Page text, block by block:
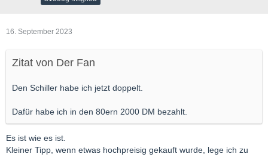
16. September 2023
Zitat von Der Fan
Den Schiller habe ich jetzt doppelt.
Dafür habe ich in den 80ern 2000 DM bezahlt.
Es ist wie es ist.
Kleiner Tipp, wenn etwas hochpreisig gekauft wurde, lege ich zu